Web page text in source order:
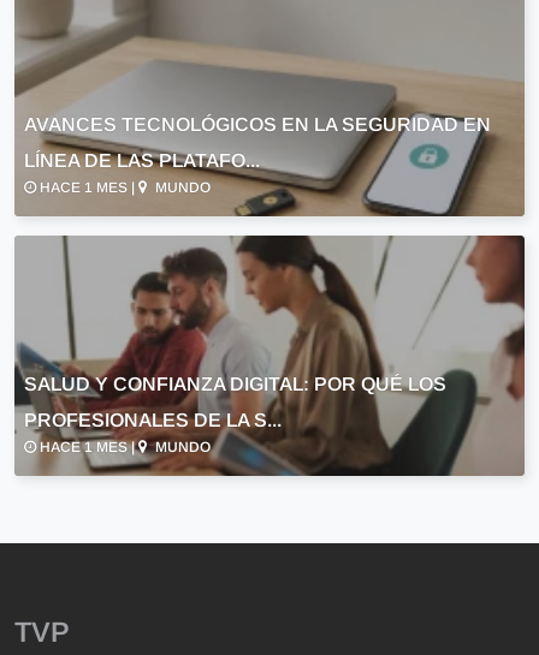
AVANCES TECNOLÓGICOS EN LA SEGURIDAD EN
LÍNEA DE LAS PLATAFO...
HACE 1 MES | MUNDO
SALUD Y CONFIANZA DIGITAL: POR QUÉ LOS
PROFESIONALES DE LA S...
HACE 1 MES | MUNDO
TVP